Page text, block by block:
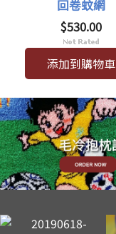
回卷蚊網
$530.00
添加到購物車